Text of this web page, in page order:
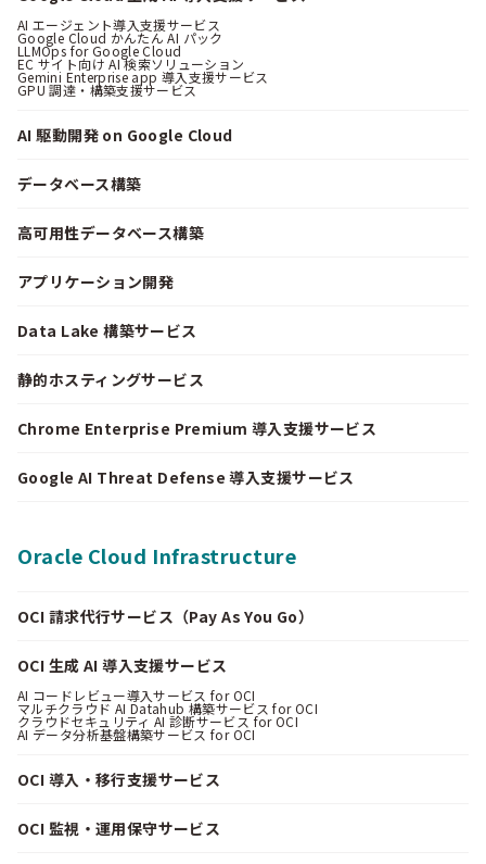
AI エージェント導入支援サービス
Google Cloud かんたん AI パック
LLMOps for Google Cloud
EC サイト向け AI 検索ソリューション
Gemini Enterprise app 導入支援サービス
GPU 調達・構築支援サービス
AI 駆動開発 on Google Cloud
データベース構築
高可用性データベース構築
アプリケーション開発
Data Lake 構築サービス
静的ホスティングサービス
Chrome Enterprise Premium 導入支援サービス
Google AI Threat Defense 導入支援サービス
Oracle Cloud Infrastructure
OCI 請求代行サービス（Pay As You Go）
OCI 生成 AI 導入支援サービス
AI コードレビュー導入サービス for OCI
マルチクラウド AI Datahub 構築サービス for OCI
クラウドセキュリティ AI 診断サービス for OCI
AI データ分析基盤構築サービス for OCI
OCI 導入・移行支援サービス
OCI 監視・運用保守サービス